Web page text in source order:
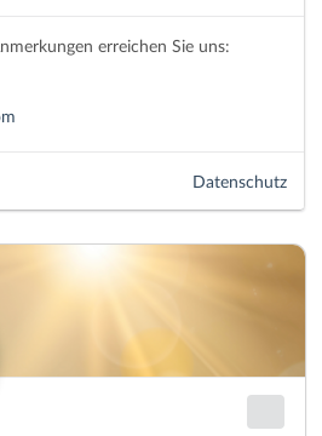
erreichen Sie uns:
Datenschutz